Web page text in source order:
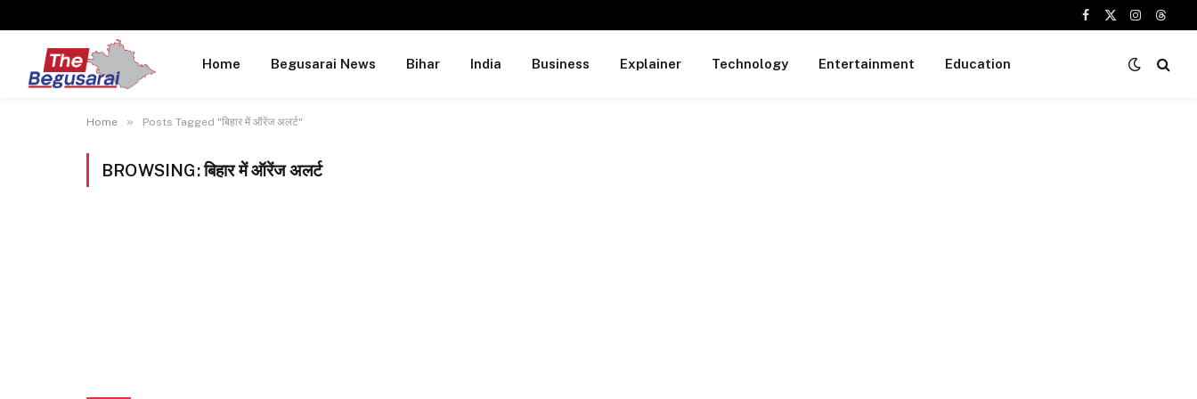
Facebook
X
Instagram
Home Begusarai News Bihar India Business Explainer Technology Entertainment Education
Home » Posts Tagged "बिहार में ऑरेंज अलर्ट"
BROWSING:बिहार में ऑरेंज अलर्ट